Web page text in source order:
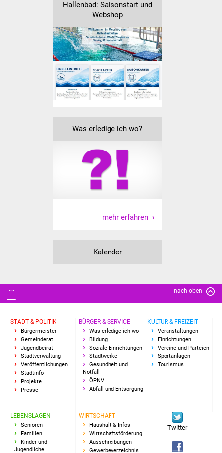
Ukraine-Hilfe
Wohnen
Bauen in Süßen
Baugrundstücke
Wirtschaft
Haushalt & Infos
Gewerbeimmobilien
Ausschreibung
Europaweite
Ausschreibung
Beschränkte
Gewerbeverzeichnis
Gewerbe - Selbsteintrag
Hallenbad: Saisonstart und
Webshop
Was erledige ich wo?
mehr erfahren
Kalender
nach oben
STADT & POLITIK
Bürgermeister
Gemeinderat
Jugendbeirat
Stadtverwaltung
Veröffentlichungen
Stadtinfo
Projekte
Presse
BÜRGER & SERVICE
Was erledige ich wo
Bildung
Soziale Einrichtungen
Stadtwerke
Gesundheit und
Notfall
ÖPNV
Abfall und Entsorgung
KULTUR & FREIZEIT
Veranstaltungen
Einrichtungen
Vereine und Parteien
Sportanlagen
Tourismus
LEBENSLAGEN
Senioren
Familien
Kinder und
Jugendliche
WIRTSCHAFT
Haushalt & Infos
Wirtschaftsförderung
Ausschreibungen
Gewerbeverzeichnis
Twitter